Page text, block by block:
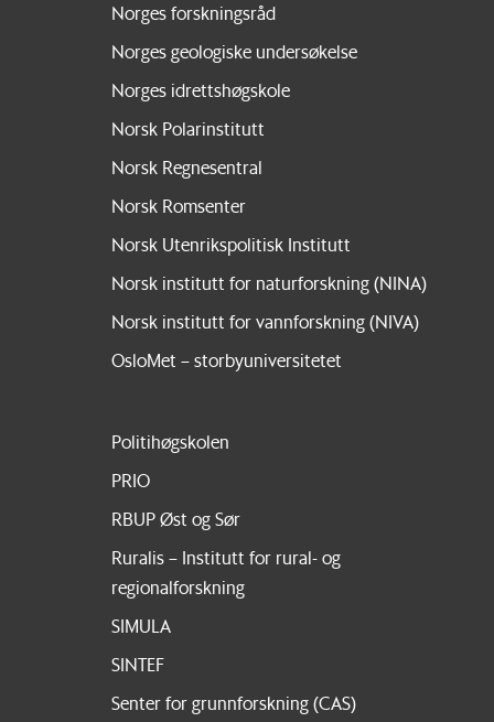
Norges forskningsråd
Norges geologiske undersøkelse
Norges idrettshøgskole
Norsk Polarinstitutt
Norsk Regnesentral
Norsk Romsenter
Norsk Utenrikspolitisk Institutt
Norsk institutt for naturforskning (NINA)
Norsk institutt for vannforskning (NIVA)
OsloMet – storbyuniversitetet
Politihøgskolen
PRIO
RBUP Øst og Sør
Ruralis – Institutt for rural- og
regionalforskning
SIMULA
SINTEF
Senter for grunnforskning (CAS)